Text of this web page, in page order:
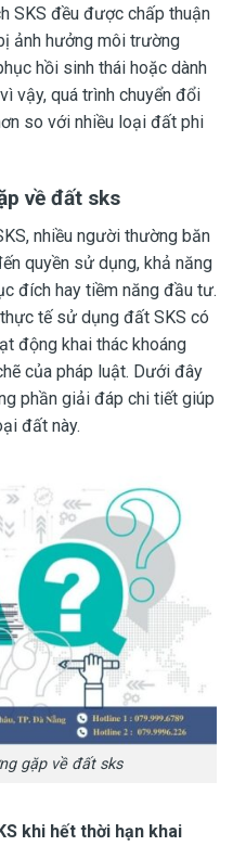
SKS đều được chấp thuận
ảnh hưởng môi trường
hồi sinh thái hoặc dành
vậy, quá trình chuyển đổi
so với nhiều loại đất phi
về đất sks
nhiều người thường băn
quyền sử dụng, khả năng
đích hay tiềm năng đầu tư.
tế sử dụng đất SKS có
động khai thác khoáng
của pháp luật. Dưới đây
phần giải đáp chi tiết giúp
đất này.
gặp về đất sks
khi hết thời hạn khai